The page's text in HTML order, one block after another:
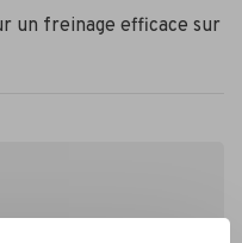
un freinage efficace sur